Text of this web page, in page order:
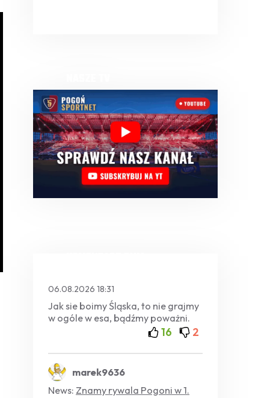
06.08.2026 18:31
Jak sie boimy Śląska, to nie grajmy
w ogóle w esa, bądźmy poważni.
16 2
marek9636
News: Znamy rywala Pogoni w 1.